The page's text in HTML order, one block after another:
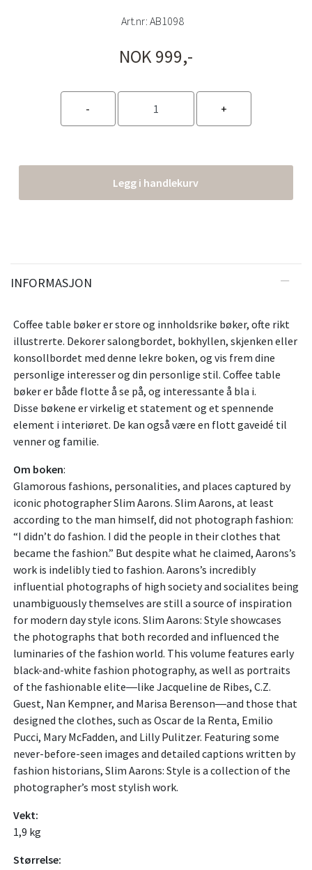
Art.nr: AB1098
NOK 999,-
Legg i handlekurv
INFORMASJON
Coffee table bøker er store og innholdsrike bøker, ofte rikt
illustrerte. Dekorer salongbordet, bokhyllen, skjenken eller
konsollbordet med denne lekre boken, og vis frem dine
personlige interesser og din personlige stil. Coffee table
bøker er både flotte å se på, og interessante å bla i.
Disse bøkene er virkelig et statement og et spennende
element i interiøret. De kan også være en flott gaveidé til
venner og familie.
Om boken:
Glamorous fashions, personalities, and places captured by
iconic photographer Slim Aarons. Slim Aarons, at least
according to the man himself, did not photograph fashion:
“I didn’t do fashion. I did the people in their clothes that
became the fashion.” But despite what he claimed, Aarons’s
work is indelibly tied to fashion. Aarons’s incredibly
influential photographs of high society and socialites being
unambiguously themselves are still a source of inspiration
for modern day style icons. Slim Aarons: Style showcases
the photographs that both recorded and influenced the
luminaries of the fashion world. This volume features early
black-and-white fashion photography, as well as portraits
of the fashionable elite―like Jacqueline de Ribes, C.Z.
Guest, Nan Kempner, and Marisa Berenson―and those that
designed the clothes, such as Oscar de la Renta, Emilio
Pucci, Mary McFadden, and Lilly Pulitzer. Featuring some
never-before-seen images and detailed captions written by
fashion historians, Slim Aarons: Style is a collection of the
photographer’s most stylish work.
Vekt:
1,9 kg
Størrelse: